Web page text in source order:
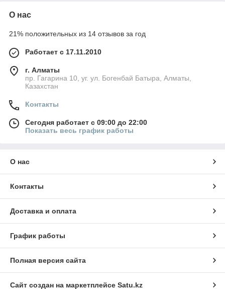
О нас
21% положительных из 14 отзывов за год
Работает с 17.11.2010
г. Алматы
пр. Гагарина 10, уг. ул. Богенбай Батыра, Алматы,
Казахстан
Контакты
Сегодня работает с 09:00 до 22:00
Показать весь график работы
О нас
Контакты
Доставка и оплата
График работы
Полная версия сайта
Сайт создан на маркетплейсе Satu.kz